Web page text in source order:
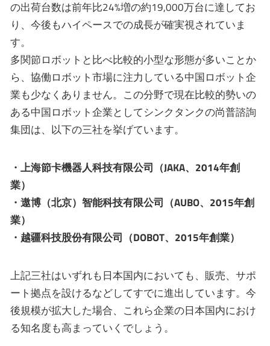
の出荷台数は前年比24%増の約19,000万台に達してお
り、今後もハイペースでの成長が確実視されていま
す。
多関節ロボットと比べ比較的小型な形態が多いことか
ら、協働ロボット市場に注力している中国ロボット企
業も少なくありません。この分野で現在比較的勢いの
ある中国ロボット企業としてシンクタンクの尚普諮詢
集団は、以下の三社を挙げています。
・上海節卡機器人科技有限公司（JAKA、2014年創
業）
・遨博（北京）智能科技有限公司（AUBO、2015年創
業）
・越疆科技股份有限公司（DOBOT、2015年創業）
上記三社はいずれも日本国内においても、販売、サポ
ート拠点を設けるなどしてすでに進出しています。今
後規模が拡大した場合、これら企業の日本国内におけ
る知名度も高まっていくでしょう。